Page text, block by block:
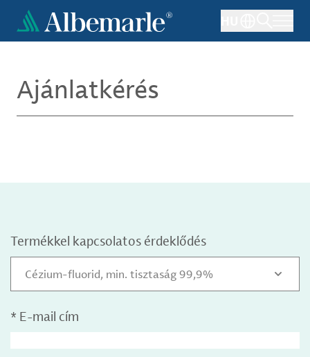
Ugrás
tartalomra
Ajánlatkérés
Termékkel kapcsolatos érdeklődés
Cézium-fluorid, min. tisztaság 99,9%
* E-mail cím